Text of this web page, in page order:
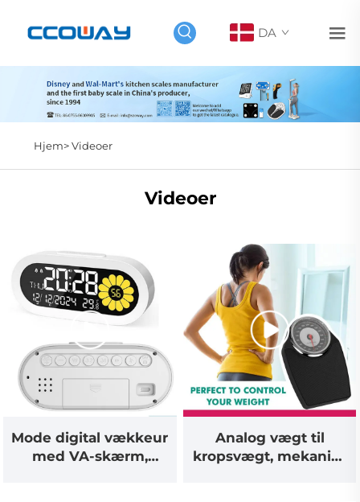
DA
Hjem>Videoer
Videoer
Mode digital vækkeur
med VA-skærm,
Analog vægt til
kropsvægt, mekanisk